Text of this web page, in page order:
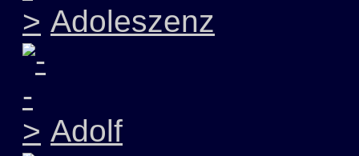
Adoleszenz
Adolf